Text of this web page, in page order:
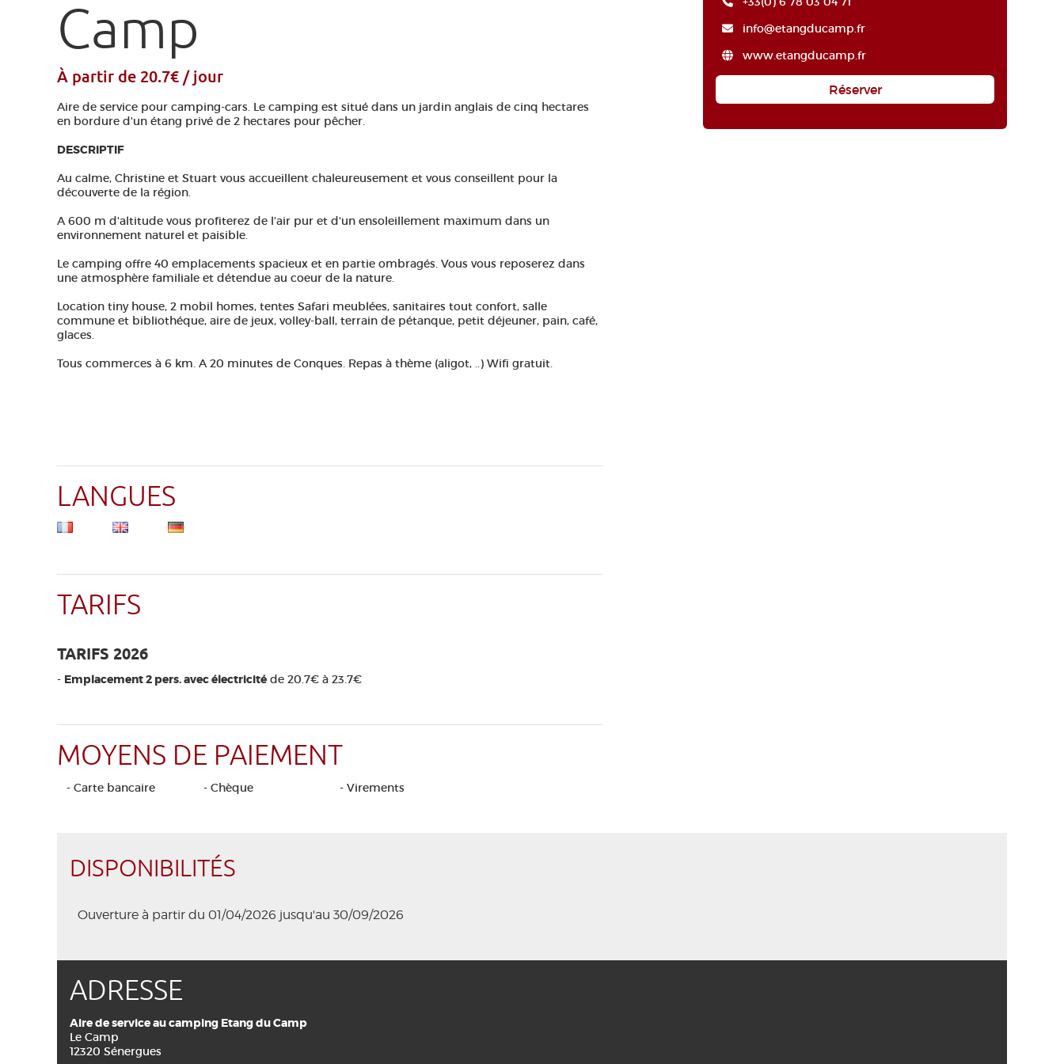
Camp
À partir de 20.7€ / jour
Aire de service pour camping-cars. Le camping est situé dans un jardin anglais de cinq hectares
en bordure d'un étang privé de 2 hectares pour pêcher.
DESCRIPTIF
Au calme, Christine et Stuart vous accueillent chaleureusement et vous conseillent pour la
découverte de la région.
A 600 m d'altitude vous profiterez de l'air pur et d'un ensoleillement maximum dans un
environnement naturel et paisible.
Le camping offre 40 emplacements spacieux et en partie ombragés. Vous vous reposerez dans
une atmosphère familiale et détendue au coeur de la nature.
Location tiny house, 2 mobil homes, tentes Safari meublées, sanitaires tout confort, salle
commune et bibliothéque, aire de jeux, volley-ball, terrain de pétanque, petit déjeuner, pain, café,
glaces.
Tous commerces à 6 km. A 20 minutes de Conques. Repas à thème (aligot, ..) Wifi gratuit.
LANGUES
TARIFS
TARIFS 2026
- Emplacement 2 pers. avec électricité de 20.7€ à 23.7€
MOYENS DE PAIEMENT
- Carte bancaire - Chèque - Virements
info@etangducamp.fr
www.etangducamp.fr
Réserver
DISPONIBILITÉS
Ouverture à partir du 01/04/2026 jusqu'au 30/09/2026
ADRESSE
Aire de service au camping Etang du Camp
Le Camp
12320 Sénergues